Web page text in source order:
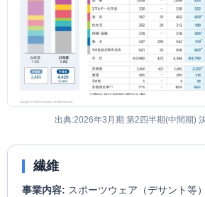
出典:2026年3月期 第2四半期(中間期)
繊維
事業内容: スポーツウェア（デサント等